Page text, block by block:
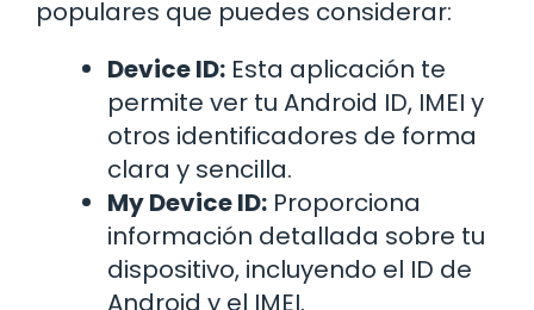
populares que puedes considerar:
Device ID: Esta aplicación te
permite ver tu Android ID, IMEI y
otros identificadores de forma
clara y sencilla.
My Device ID: Proporciona
información detallada sobre tu
dispositivo, incluyendo el ID de
Android y el IMEI.